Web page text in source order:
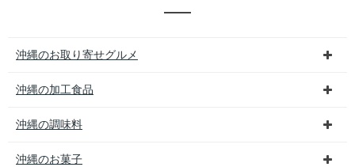
沖縄のお取り寄せグルメ
沖縄の加工食品
沖縄の調味料
沖縄のお菓子